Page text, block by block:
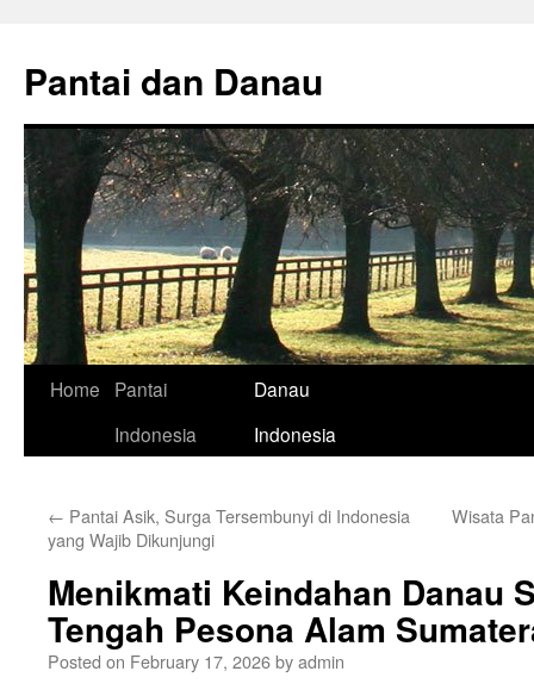
content
Pantai dan Danau
Home
Pantai
Indonesia
Danau
Indonesia
← Pantai Asik, Surga Tersembunyi di Indonesia
yang Wajib Dikunjungi
Wisata
Menikmati Keindahan Danau
Tengah Pesona Alam
Posted on February 17, 2026byadmin